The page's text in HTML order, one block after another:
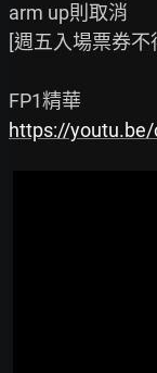
arm up則取消
[週五入場票券
https://